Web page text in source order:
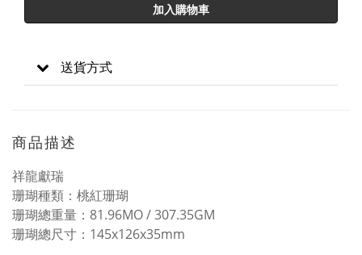
加入購物車
送貨方式
商品描述
祥龍獻瑞
珊瑚種類：桃紅珊瑚
珊瑚總重量：81.96MO / 307.35GM
珊瑚總尺寸：145x126x35mm